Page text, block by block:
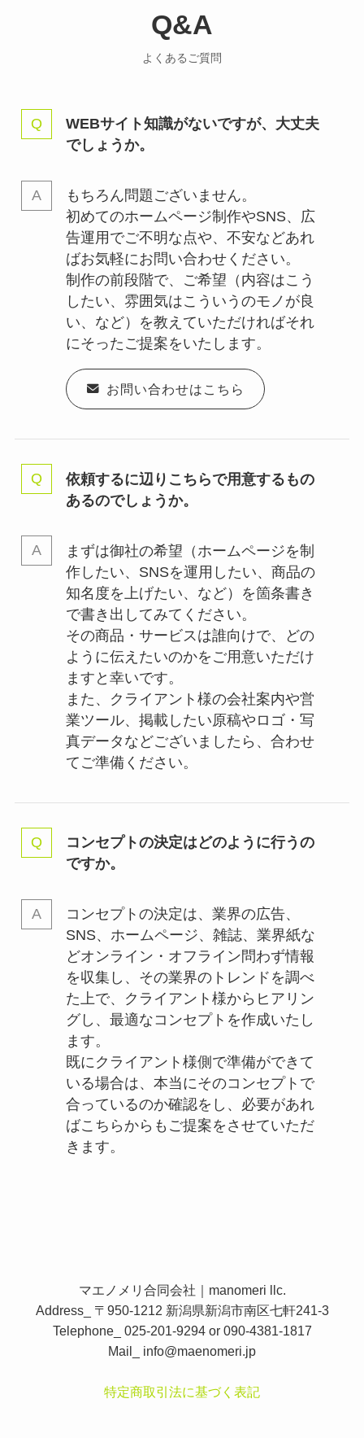
Q&A
よくあるご質問
WEBサイト知識がないですが、大丈夫
でしょうか。
もちろん問題ございません。
初めてのホームページ制作やSNS、広
告運用でご不明な点や、不安などあれ
ばお気軽にお問い合わせください。
制作の前段階で、ご希望（内容はこう
したい、雰囲気はこういうのモノが良
い、など）を教えていただければそれ
にそったご提案をいたします。
お問い合わせはこちら
依頼するに辺りこちらで用意するもの
あるのでしょうか。
まずは御社の希望（ホームページを制
作したい、SNSを運用したい、商品の
知名度を上げたい、など）を箇条書き
で書き出してみてください。
その商品・サービスは誰向けで、どの
ように伝えたいのかをご用意いただけ
ますと幸いです。
また、クライアント様の会社案内や営
業ツール、掲載したい原稿やロゴ・写
真データなどございましたら、合わせ
てご準備ください。
コンセプトの決定はどのように行うの
ですか。
コンセプトの決定は、業界の広告、
SNS、ホームページ、雑誌、業界紙な
どオンライン・オフライン問わず情報
を収集し、その業界のトレンドを調べ
た上で、クライアント様からヒアリン
グし、最適なコンセプトを作成いたし
ます。
既にクライアント様側で準備ができて
いる場合は、本当にそのコンセプトで
合っているのか確認をし、必要があれ
ばこちらからもご提案をさせていただ
きます。
マエノメリ合同会社｜manomeri llc.
Address_ 〒950-1212 新潟県新潟市南区七軒241-3
Telephone_ 025-201-9294 or 090-4381-1817
Mail_ info@maenomeri.jp
特定商取引法に基づく表記